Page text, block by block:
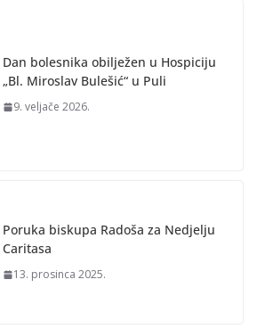
Dan bolesnika obilježen u Hospiciju
„Bl. Miroslav Bulešić“ u Puli
9. veljače 2026.
Poruka biskupa Radoša za Nedjelju
Caritasa
13. prosinca 2025.